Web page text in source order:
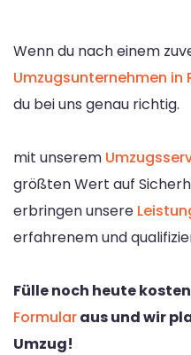
Wenn du nach einem
Umzugsunternehmen in
du bei uns genau richtig.
mit unserem
größten Wert auf
erbringen unsere
erfahrenem und
Fülle noch heute
Formularaus und wir
Umzug!